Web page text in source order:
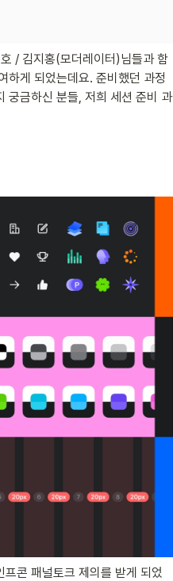
/ 김지홍(모더레이터)님들과 함
하게 되었는데요. 준비했던 과정
궁금하신 분들, 저희 세션 준비 과
콘 패널토크 제의를 받게 되었